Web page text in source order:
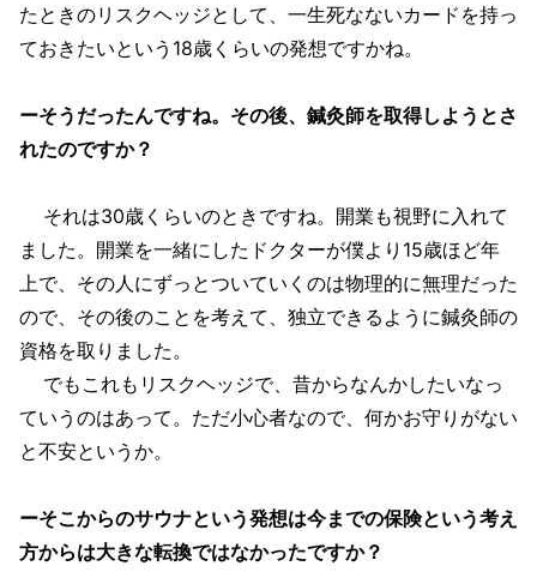
たときのリスクヘッジとして、一生死なないカードを持っ
ておきたいという18歳くらいの発想ですかね。
ーそうだったんですね。その後、鍼灸師を取得しようとさ
れたのですか？
それは30歳くらいのときですね。開業も視野に入れて
ました。開業を一緒にしたドクターが僕より15歳ほど年
上で、その人にずっとついていくのは物理的に無理だった
ので、その後のことを考えて、独立できるように鍼灸師の
資格を取りました。
でもこれもリスクヘッジで、昔からなんかしたいなっ
ていうのはあって。ただ小心者なので、何かお守りがない
と不安というか。
ーそこからのサウナという発想は今までの保険という考え
方からは大きな転換ではなかったですか？